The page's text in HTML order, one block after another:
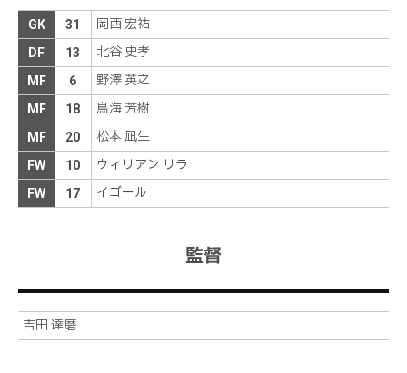
前半13分
秋山がドリブルで持ち上がりディフェンスラインの
背後にスルーパスを送る。しかし、ＤＦに阻まれる
前半10分
素早い攻守の切り替えで、高い位置でボールを奪う
展開が続く
前半9分
キッカーは島田。左足で鋭いボールを送るが、相手
ＤＦにクリアされる
前半9分 右ＣＫを獲得
反応した小見がシュートを放つが、枠の外へと外れ
ディフェンスラインを高くし、高い位置からビルド
アップでチャンスをうかがう
GK 31 岡西 宏祐
DF 13 北谷 史孝
MF 6 野澤 英之
MF 18 鳥海 芳樹
MF 20 松本 凪生
FW 10 ウィリアン リラ
FW 17 イゴール
監督
吉田 達磨